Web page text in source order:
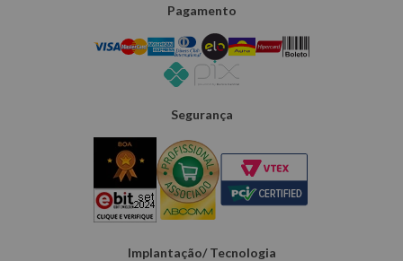
Pagamento
Segurança
Implantação/ Tecnologia